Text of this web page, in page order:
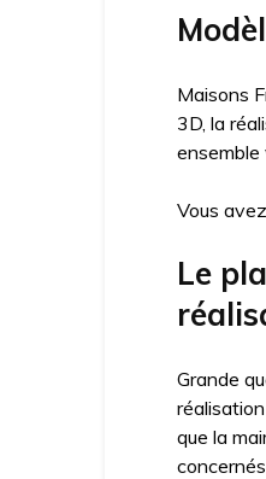
Maisons
3D, la
ensemble
Vous
Le
Grande
que la